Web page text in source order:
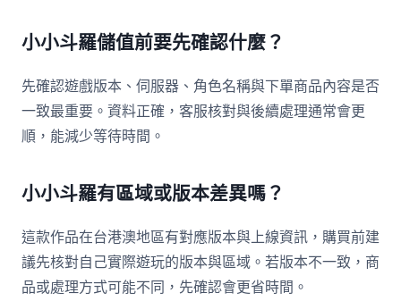
小小斗羅儲值前要先確認什麼？
先確認遊戲版本、伺服器、角色名稱與下單商品內容是否
一致最重要。資料正確，客服核對與後續處理通常會更
順，能減少等待時間。
小小斗羅有區域或版本差異嗎？
這款作品在台港澳地區有對應版本與上線資訊，購買前建
議先核對自己實際遊玩的版本與區域。若版本不一致，商
品或處理方式可能不同，先確認會更省時間。